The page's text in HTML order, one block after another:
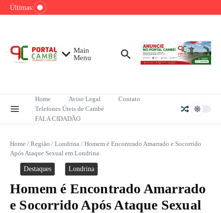
Ir para o conteúdo
Últimas:
Mega-Sena sorteia R$ 165 milhões neste
sobre redução do desmatamento na Amazônia
Main
Menu
Home Aviso Legal
Contato
Telefones Úteis de Cambé
FALA CIDADÃO
Home / Região / Londrina / Homem é Encontrado Amarrado e Socorrido
Após Ataque Sexual em Londrina
Destaques Londrina
Homem é Encontrado Amarrado
e Socorrido Após Ataque Sexual